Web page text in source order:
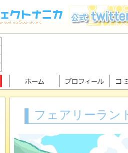
フェアリーラ